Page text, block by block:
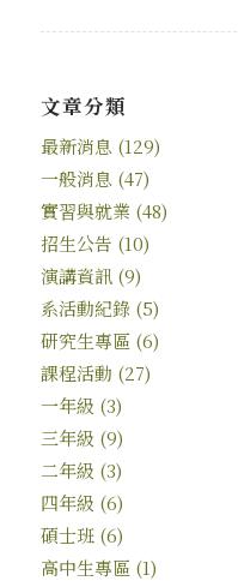
文章分類
最新消息 (129)
一般消息 (47)
實習與就業(48)
招生公告 (10)
演講資訊(9)
系活動紀錄(5)
研究生專區 (6)
課程活動 (27)
一年級 (3)
三年級 (9)
二年級 (3)
四年級 (6)
碩士班(6)
高中生專區 (1)